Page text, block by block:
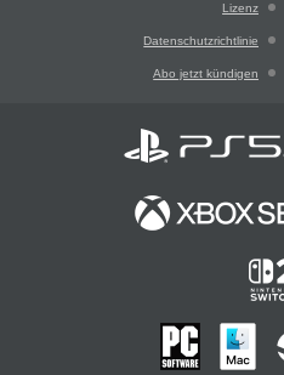
Lizenz
Datenschutzrichtlinie
Abo jetzt kündigen